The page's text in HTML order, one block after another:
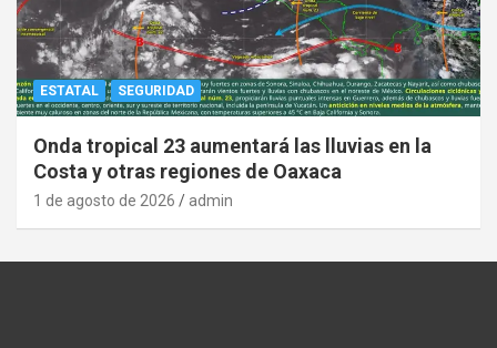
ESTATAL SEGURIDAD
Onda tropical 23 aumentará las lluvias en la
Costa y otras regiones de Oaxaca
1 de agosto de 2026 admin